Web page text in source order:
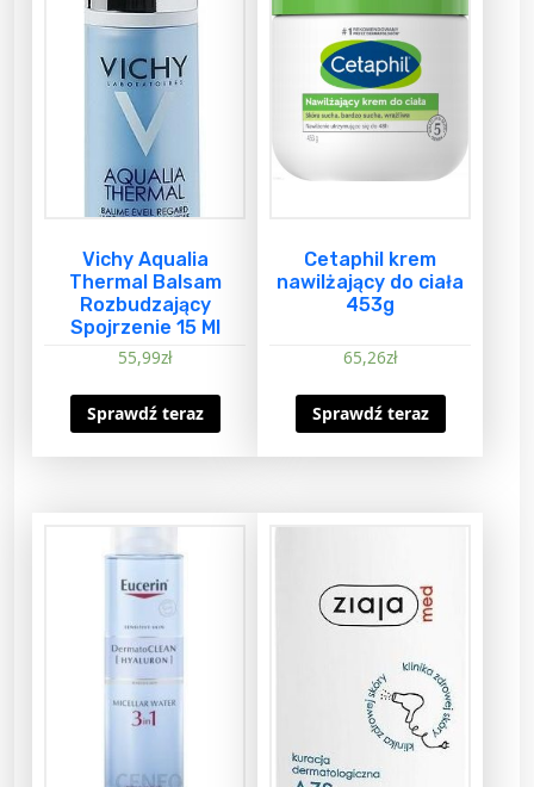
Vichy Aqualia
Thermal Balsam
Rozbudzający
Spojrzenie 15 Ml
55,99zł
Sprawdź teraz
Cetaphil krem
nawilżający do ciała
453g
65,26zł
Sprawdź teraz